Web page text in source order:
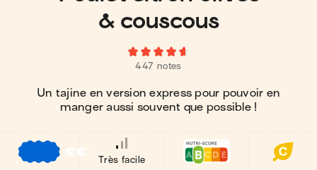
& couscous
447 notes
Un tajine en version express pour pouvoir en
manger aussi souvent que possible !
€€
Très facile